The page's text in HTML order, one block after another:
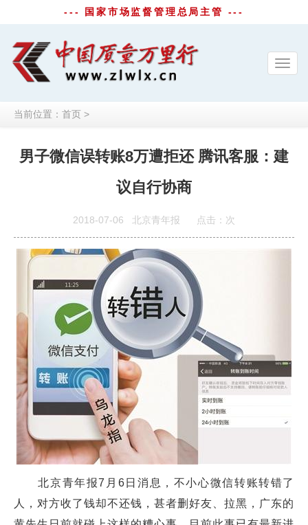
--- 国家市场监督管理总局主管 ---
当前位置： 首页 >
男子微信误转账8万遭拒还 腾讯客服：建
议自行协商
2018-07-06 北京青年报 点击： 次
北京青年报7月6日消息，不小心微信转账转错了
人，对方收了钱却不还钱，甚者删好友、拉黑，广东的